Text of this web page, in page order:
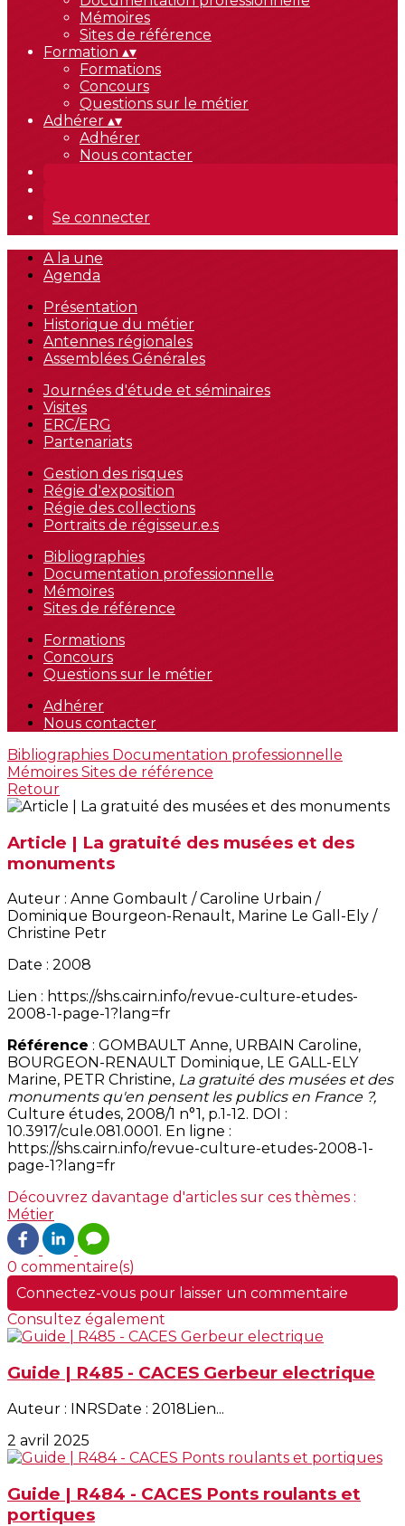
Mémoires
Sites de référence
Formation ▴▾
Formations
Concours
Questions sur le métier
Adhérer ▴▾
Adhérer
Nous contacter
Se connecter
A la une
Agenda
Présentation
Historique du métier
Antennes régionales
Assemblées Générales
Journées d'étude et séminaires
Visites
ERC/ERG
Partenariats
Gestion des risques
Régie d'exposition
Régie des collections
Portraits de régisseur.e.s
Bibliographies
Documentation professionnelle
Mémoires
Sites de référence
Formations
Concours
Questions sur le métier
Adhérer
Nous contacter
Bibliographies Documentation professionnelle
Mémoires Sites de référence
Retour
Article | La gratuité des musées et des
monuments
Auteur : Anne Gombault / Caroline Urbain /
Dominique Bourgeon-Renault, Marine Le Gall-Ely /
Christine Petr
Date : 2008
Lien : https://shs.cairn.info/revue-culture-etudes-
2008-1-page-1?lang=fr
Référence : GOMBAULT Anne, URBAIN Caroline,
BOURGEON-RENAULT Dominique, LE GALL-ELY
Marine, PETR Christine, La gratuité des musées et des
monuments qu'en pensent les publics en France ?,
Culture études, 2008/1 n°1, p.1-12. DOI :
10.3917/cule.081.0001. En ligne :
https://shs.cairn.info/revue-culture-etudes-2008-1-
page-1?lang=fr
Découvrez davantage d'articles sur ces thèmes :
Métier
0 commentaire(s)
Connectez-vous pour laisser un commentaire
Consultez également
Guide | R485 - CACES Gerbeur electrique
Auteur : INRSDate : 2018Lien...
2 avril 2025
Guide | R484 - CACES Ponts roulants et
portiques